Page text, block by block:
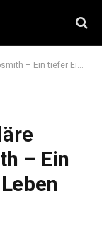
sein Leben und seine Karriere
– Ein